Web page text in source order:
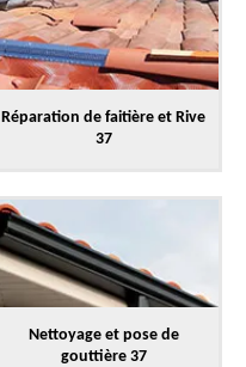
Réparation de faitière et Rive
37
Nettoyage et pose de
gouttière 37